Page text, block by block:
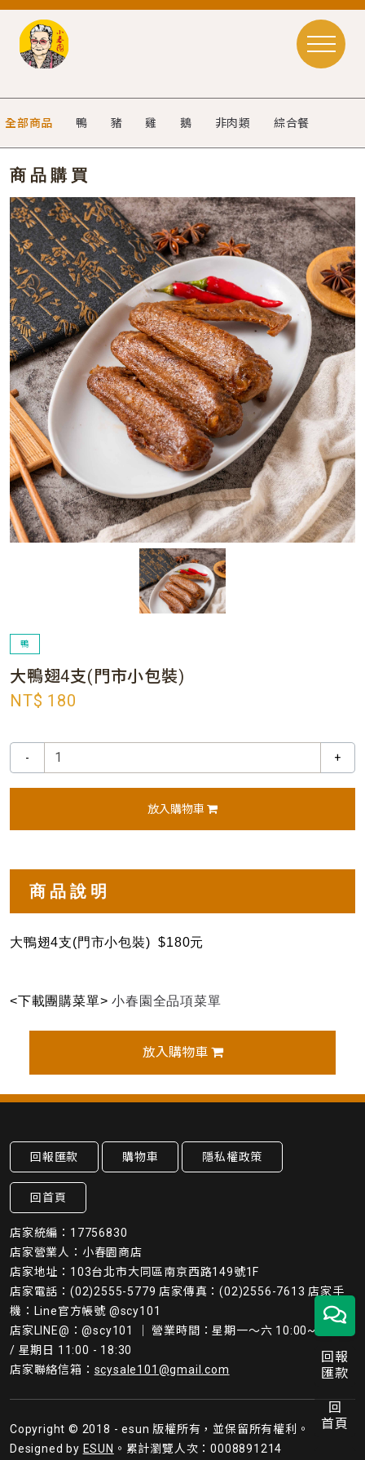
全部商品 鴨 豬 雞 鵝 非肉類 綜合餐
商品購買
鴨
大鴨翅4支(門市小包裝)
NT$ 180
- +
放入購物車
商品說明
大鴨翅4支(門市小包裝) $180元
<下載團購菜單>小春園全品項菜單
放入購物車
回報匯款 購物車 隱私權政策
回首頁
店家統編：17756830
店家營業人：小春園商店
店家地址：103台北市大同區南京西路149號1F
店家電話：(02)2555-5779 店家傳真：(02)2556-7613 店家手
機：Line官方帳號 @scy101
店家LINE@：@scy101 ｜ 營業時間：星期一～六 10:00~19:45
/ 星期日 11:00 - 18:30
店家聯絡信箱： scysale101@gmail.com
Copyright © 2018 - esun 版權所有，並保留所有權利。
Designed by ESUN 。累計瀏覽人次：0008891214
回報
匯款
回
首頁